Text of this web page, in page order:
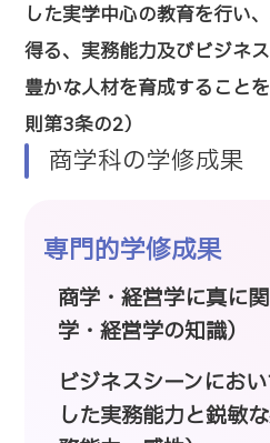
した実学中心の教育を行い
得る、実務能力及びビジネ
豊かな人材を育成すること
則第3条の2）
商学科の学修成果
専門的学修成果
商学・経営学に真に
学・経営学の知識）
ビジネスシーンにお
した実務能力と鋭敏